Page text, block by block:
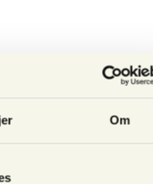
Om